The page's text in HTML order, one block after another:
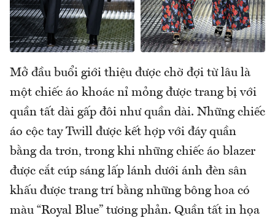
Mở đầu buổi giới thiệu được chờ đợi từ lâu là
một chiếc áo khoác nỉ mỏng được trang bị với
quần tất dài gấp đôi như quần dài. Những chiếc
áo cộc tay Twill được kết hợp với đáy quần
bằng da trơn, trong khi những chiếc áo blazer
được cắt cúp sáng lấp lánh dưới ánh đèn sân
khấu được trang trí bằng những bông hoa có
màu “Royal Blue” tương phản. Quần tất in họa